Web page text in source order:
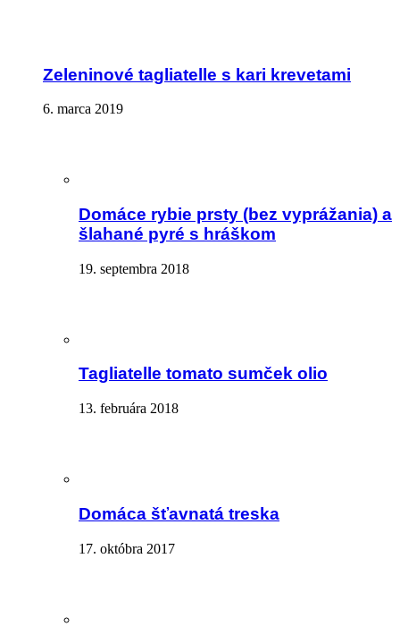
Zeleninové tagliatelle s kari krevetami
6. marca 2019
Domáce rybie prsty (bez vyprážania) a
šlahané pyré s hráškom
19. septembra 2018
Tagliatelle tomato sumček olio
13. februára 2018
Domáca šťavnatá treska
17. októbra 2017